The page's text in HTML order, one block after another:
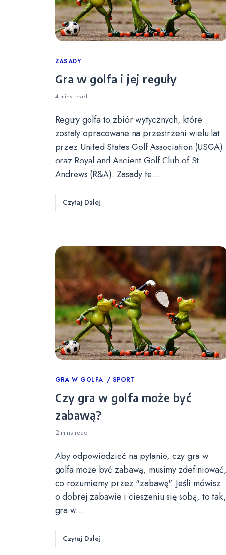
Categories
ZASADY
Gra w golfa i jej reguły
4 mins read
Reguły golfa to zbiór wytycznych, które
zostały opracowane na przestrzeni wielu lat
przez United States Golf Association (USGA)
oraz Royal and Ancient Golf Club of St
Andrews (R&A). Zasady te…
Czytaj Dalej
Categories
GRA W GOLFA SPORT
Czy gra w golfa może być
zabawą?
2 mins read
Aby odpowiedzieć na pytanie, czy gra w
golfa może być zabawą, musimy zdefiniować,
co rozumiemy przez "zabawę". Jeśli mówisz
o dobrej zabawie i cieszeniu się sobą, to tak,
gra w…
Czytaj Dalej